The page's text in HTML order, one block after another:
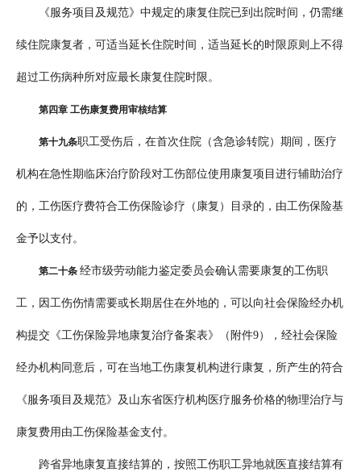
《服务项目及规范》中规定的康复住院已到出院时间，仍需继
续住院康复者，可适当延长住院时间，适当延长的时限原则上不得
超过工伤病种所对应最长康复住院时限。
第四章 工伤康复费用审核结算
第十九条职工受伤后，在首次住院（含急诊转院）期间，医疗
机构在急性期临床治疗阶段对工伤部位使用康复项目进行辅助治疗
的，工伤医疗费符合工伤保险诊疗（康复）目录的，由工伤保险基
金予以支付。
第二十条 经市级劳动能力鉴定委员会确认需要康复的工伤职
工，因工伤伤情需要或长期居住在外地的，可以向社会保险经办机
构提交《工伤保险异地康复治疗备案表》（附件9），经社会保险
经办机构同意后，可在当地工伤康复机构进行康复，所产生的符合
《服务项目及规范》及山东省医疗机构医疗服务价格的物理治疗与
康复费用由工伤保险基金支付。
跨省异地康复直接结算的，按照工伤职工异地就医直接结算有